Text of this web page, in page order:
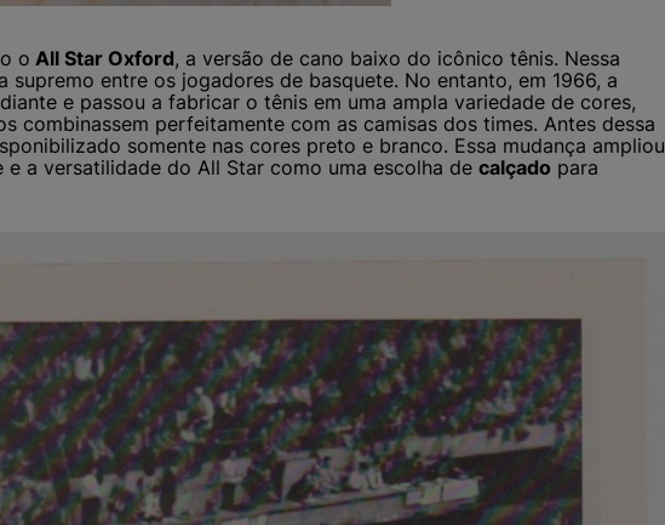
o All Star Oxford, a versão de cano baixo do icônico tênis. Nessa
supremo entre os jogadores de basquete. No entanto, em 1966, a
e passou a fabricar o tênis em uma ampla variedade de cores,
combinassem perfeitamente com as camisas dos times. Antes dessa
somente nas cores preto e branco. Essa mudança ampliou
e a versatilidade do All Star como uma escolha de calçado para